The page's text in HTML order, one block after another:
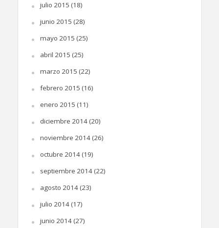
julio 2015 (18)
junio 2015 (28)
mayo 2015 (25)
abril 2015 (25)
marzo 2015 (22)
febrero 2015 (16)
enero 2015 (11)
diciembre 2014(20)
noviembre 2014(26)
octubre 2014(19)
septiembre 2014(22)
agosto 2014(23)
julio 2014(17)
junio 2014(27)